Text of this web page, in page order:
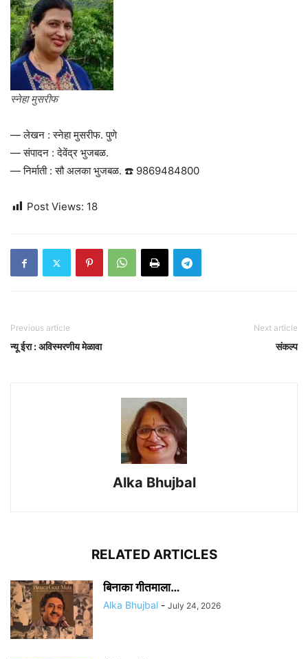
स्नेहा मुसरीफ
— लेखन : स्नेहा मुसरीफ. पुणे
— संपादन : देवेंद्र भुजबळ.
— निर्माती : सौ अलका भुजबळ. ☎️ 9869484800
Post Views: 18
Previous article
न्यू ईरा : अविस्मरणीय मेळावा
Next article
संकल्प
Alka Bhujbal
RELATED ARTICLES
बिनाका गीतमाला…
Alka Bhujbal - July 24, 2026